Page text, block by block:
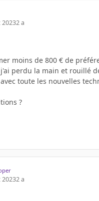
20232 a
moins de 800 € de
perdu la main et rouillé
toute les nouvelles
?
20232 a